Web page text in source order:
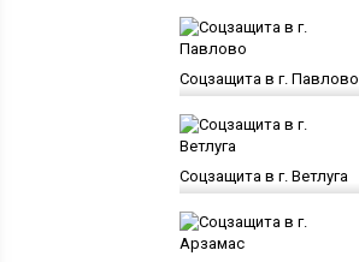
Соцзащита в г. Павлово
Соцзащита в г. Ветлуга